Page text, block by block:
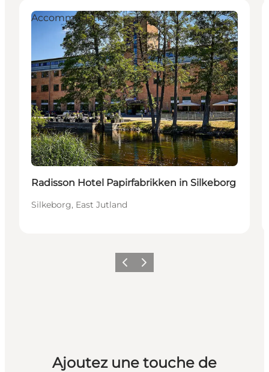
Durable
Accommodation
Radisson Hotel Papirfabrikken in Silkeborg
Silkeborg, East Jutland
PrécédentSuivant
Ajoutez une touche de